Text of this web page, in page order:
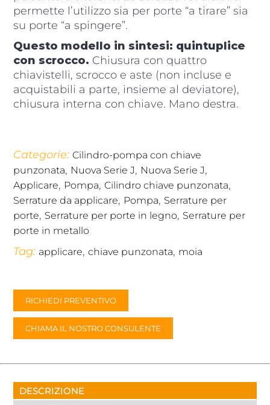
permette l’utilizzo sia per porte “a tirare” sia
su porte “a spingere”.
Questo modello in sintesi: quintuplice
con scrocco. Chiusura con quattro
chiavistelli, scrocco e aste (non incluse e
acquistabili a parte, insieme al deviatore),
chiusura interna con chiave. Mano destra.
Categorie:Cilindro-pompa con chiave
punzonata, Nuova Serie J, Nuova Serie J,
Applicare, Pompa, Cilindro chiave punzonata,
Serrature da applicare, Pompa, Serrature per
porte, Serrature per porte in legno, Serrature per
porte in metallo
Tag: applicare, chiave punzonata, moia
RICHIEDI PREVENTIVO
CHIAMA IL NOSTRO CONSULENTE
DESCRIZIONE